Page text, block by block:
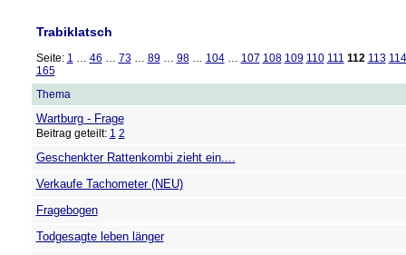
Trabiklatsch
Seite: 1 … 46 … 73… 89… 98… 104… 107 108 109 110 111 112 113 114
165
Thema
Wartburg - Frage
Beitrag geteilt: 1 2
Geschenkter Rattenkombi zieht ein....
Verkaufe Tachometer (NEU)
Fragebogen
Todgesagte leben länger